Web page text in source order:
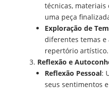
técnicas, materiais
uma peça
Exploração de
diferentes temas e
repertório artístico.
Reflexão e
Reflexão Pessoal:
seus sentimentos